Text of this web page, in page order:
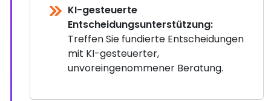
KI-gesteuerte
Entscheidungsunterstützung:
Treffen Sie fundierte Entscheidungen
mit KI-gesteuerter,
unvoreingenommener Beratung.